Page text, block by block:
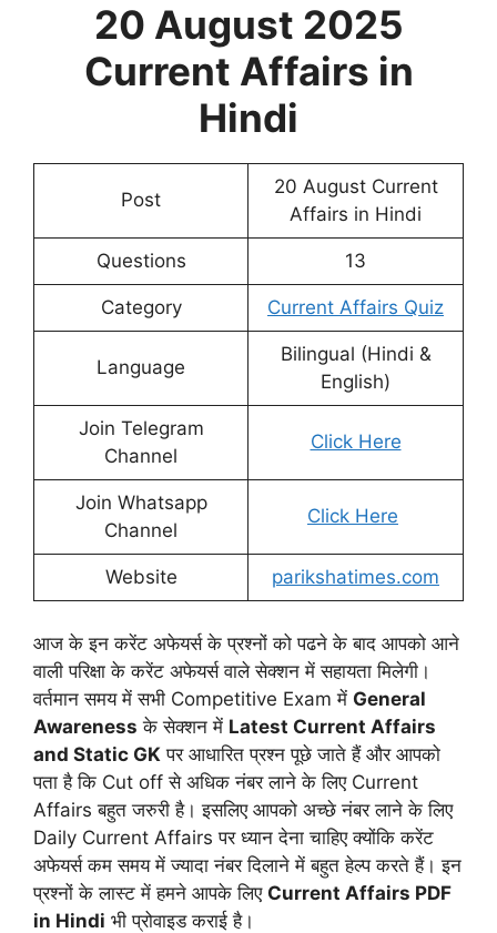
20 August 2025
Current Affairs in
Hindi
Post
20 August Current
Affairs in Hindi
Questions 13
Category Current Affairs Quiz
Language
Bilingual (Hindi &
English)
Join Telegram
Channel
Click Here
Join Whatsapp
Channel
Click Here
Website parikshatimes.com
आज के इन करेंट अफेयर्स के प्रश्नों को पढने के बाद आपको आने
वाली परिक्षा के करेंट अफेयर्स वाले सेक्शन में सहायता मिलेगी।
वर्तमान समय में सभी Competitive Exam में General
Awareness के सेक्शन में Latest Current Affairs
and Static GK पर आधारित प्रश्न पूछे जाते हैं और आपको
पता है कि Cut off से अधिक नंबर लाने के लिए Current
Affairs बहुत जरुरी है। इसलिए आपको अच्छे नंबर लाने के लिए
Daily Current Affairs पर ध्यान देना चाहिए क्योंकि करेंट
अफेयर्स कम समय में ज्यादा नंबर दिलाने में बहुत हेल्प करते हैं। इन
प्रश्नों के लास्ट में हमने आपके लिए Current Affairs PDF
in Hindi भी प्रोवाइड कराई है।